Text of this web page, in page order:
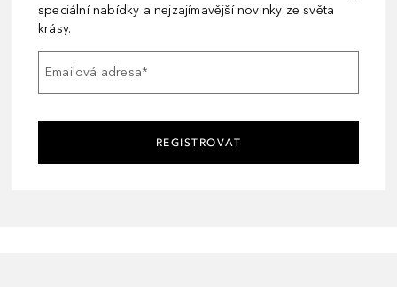
speciální nabídky a nejzajímavější novinky ze světa
krásy.
Emailová adresa*
REGISTROVAT